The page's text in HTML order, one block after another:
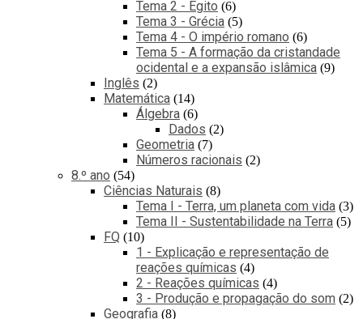
Tema 2 - Egito 6
Tema 3 - Grécia 5
Tema 4 - O império romano 6
Tema 5 - A formação da cristandade
ocidental e a expansão islâmica 9
Inglês 2
Matemática 14
Álgebra 6
Dados 2
Geometria 7
Números racionais 2
8.º ano 54
Ciências Naturais 8
Tema I - Terra, um planeta com vida 3
Tema II - Sustentabilidade na Terra 5
FQ 10
1 - Explicação e representação de
reações químicas 4
2 - Reações químicas 4
3 - Produção e propagação do som 2
Geografia 8